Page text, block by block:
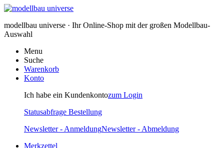
modellbau universe · Ihr Online-Shop mit der großen Modellbau-
Auswahl
Menu
Suche
Warenkorb
Konto
Ich habe ein Kundenkontozum Login
Statusabfrage Bestellung
Newsletter - AnmeldungNewsletter - Abmeldung
Merkzettel